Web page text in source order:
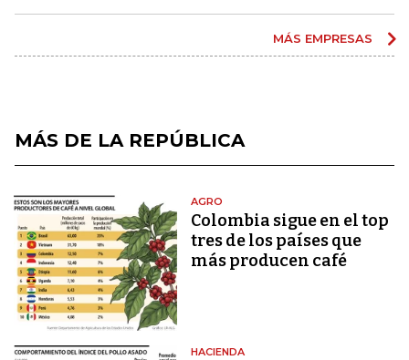
MÁS EMPRESAS
MÁS DE LA REPÚBLICA
AGRO
Colombia sigue en el top
tres de los países que
más producen café
HACIENDA